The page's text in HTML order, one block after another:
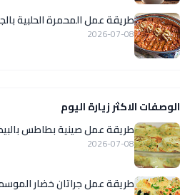
طريقة عمل المحمرة الحلبية
2026-07-08
الوصفات الاكثر زيارة اليوم
طريقة عمل صينية بطاطس
2026-07-08
طريقة عمل جراتان خضار